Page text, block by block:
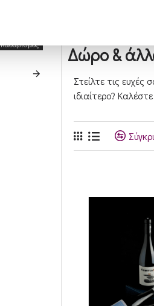
Καθαρισμός Δώρο &
Στείλτε τις
ιδιαίτερο?